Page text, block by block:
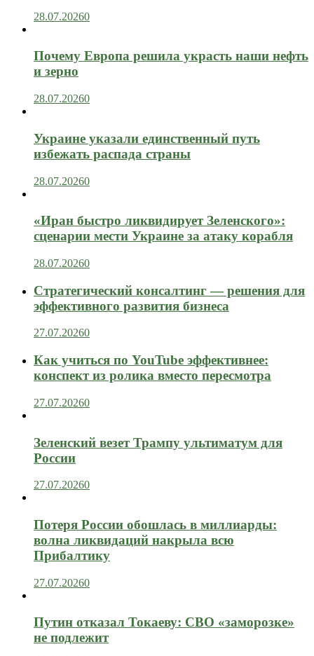
28.07.20260
Почему Европа решила украсть наши нефть
и зерно
28.07.20260
Украине указали единственный путь
избежать распада страны
28.07.20260
«Иран быстро ликвидирует Зеленского»:
сценарии мести Украине за атаку корабля
28.07.20260
Стратегический консалтинг — решения для
эффективного развития бизнеса
27.07.20260
Как учиться по YouTube эффективнее:
конспект из ролика вместо пересмотра
27.07.20260
Зеленский везет Трампу ультиматум для
России
27.07.20260
Потеря России обошлась в миллиарды:
волна ликвидаций накрыла всю
Прибалтику
27.07.20260
Путин отказал Токаеву: СВО «заморозке»
не подлежит